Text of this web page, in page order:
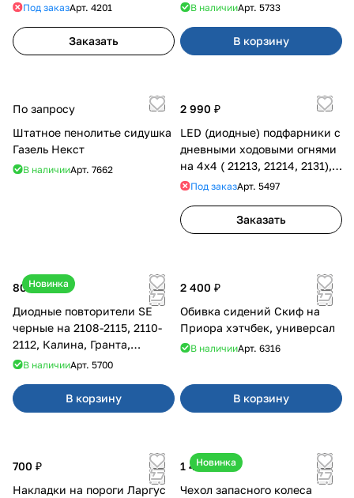
Под заказАрт. 4201
Заказать
В наличииАрт. 5733
В корзину
По запросу
Штатное пенолитье сидушка
Газель Некст
В наличииАрт. 7662
2 990 ₽
LED (диодные) подфарники с
дневными ходовыми огнями
на 4х4 ( 21213, 21214, 2131),
желтая полоса
Под заказАрт. 5497
Заказать
Новинка
800 ₽
Диодные повторители SE
черные на 2108-2115, 2110-
2112, Калина, Гранта,
Приора
В наличииАрт. 5700
В корзину
2 400 ₽
Обивка сидений Скиф на
Приора хэтчбек, универсал
В наличииАрт. 6316
В корзину
700 ₽
Накладки на пороги Ларгус
Новинка
1 400 ₽
Чехол запасного колеса